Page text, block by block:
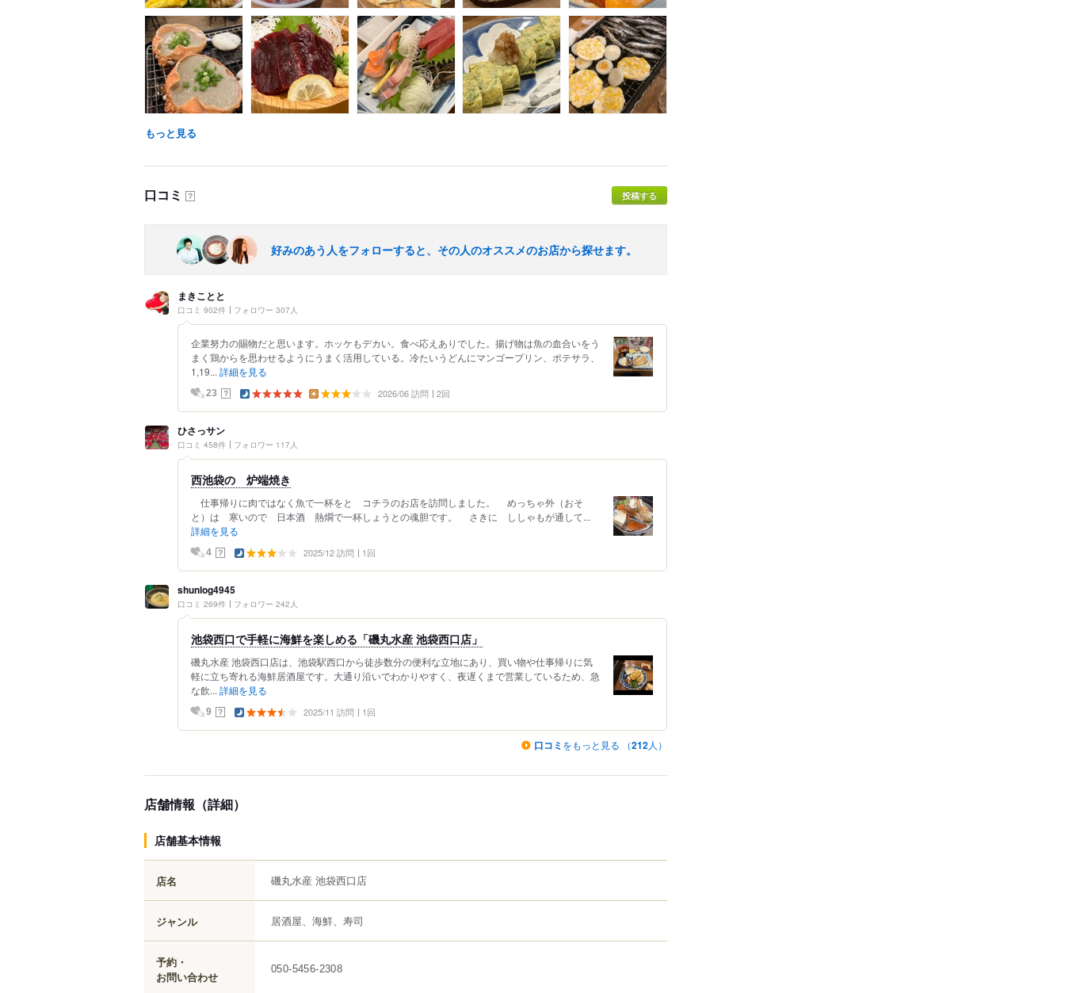
もっと見る
口コミ ？ 投稿する
好みのあう人をフォローすると、その人のオススメのお店から探せます。
まきことと
口コミ 902件 フォロワー 307人
企業努力の賜物だと思います。ホッケもデカい。食べ応えありでした。揚げ物は魚の血合いをう
まく鶏からを思わせるようにうまく活用している。冷たいうどんにマンゴープリン、ポテサラ、
1,19... 詳細を見る
23 ？ 2026/06 訪問 2回
ひさっサン
口コミ 458件 フォロワー 117人
西池袋の 炉端焼き
仕事帰りに肉ではなく魚で一杯をと コチラのお店を訪問しました。 めっちゃ外（おそ
と）は 寒いので 日本酒 熱燗で一杯しょうとの魂胆です。 さきに ししゃもが通して...
詳細を見る
4 ？ 2025/12 訪問 1回
shunlog4945
口コミ 269件 フォロワー 242人
池袋西口で手軽に海鮮を楽しめる「磯丸水産 池袋西口店」
磯丸水産 池袋西口店は、池袋駅西口から徒歩数分の便利な立地にあり、買い物や仕事帰りに気
軽に立ち寄れる海鮮居酒屋です。大通り沿いでわかりやすく、夜遅くまで営業しているため、急
な飲... 詳細を見る
9 ？ 2025/11 訪問 1回
口コミ をもっと見る （212人）
店舗情報（詳細）
店舗基本情報
店名 磯丸水産 池袋西口店
ジャンル 居酒屋、海鮮、寿司
予約・
お問い合わせ
050-5456-2308